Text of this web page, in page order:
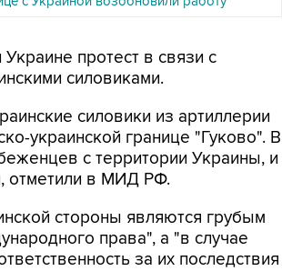
протест в связи с
силовиками.
силовики из артиллерии
украинской границе "Гуково". В
с территории Украины, и
отметили в МИД РФ.
стороны являются грубым
права", а "в случае
за их последствия